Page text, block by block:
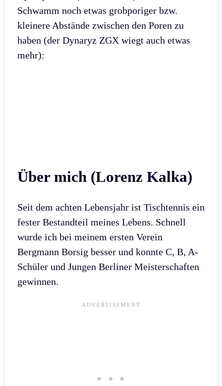
Schwamm noch etwas grobporiger bzw.
kleinere Abstände zwischen den Poren zu
haben (der Dynaryz ZGX wiegt auch etwas
mehr):
Über mich (Lorenz Kalka)
Seit dem achten Lebensjahr ist Tischtennis ein
fester Bestandteil meines Lebens. Schnell
wurde ich bei meinem ersten Verein
Bergmann Borsig besser und konnte C, B, A-
Schüler und Jungen Berliner Meisterschaften
gewinnen.